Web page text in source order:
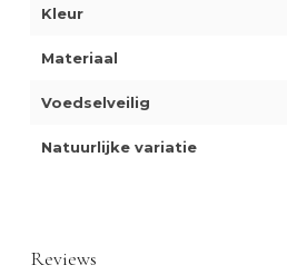
Kleur
Materiaal
Voedselveilig
Natuurlijke variatie
Reviews